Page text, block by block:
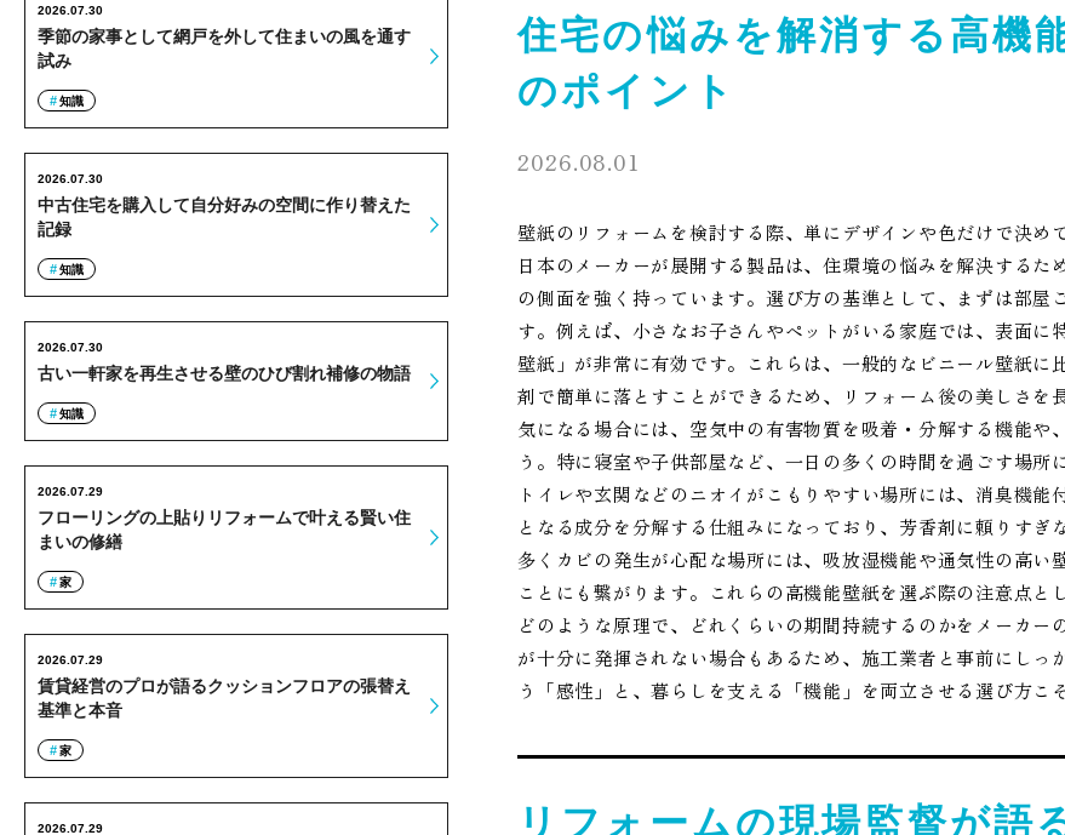
住宅の悩みを解消する高機
のポイント
2026.08.01
壁紙のリフォームを検討する際、単にデザインや色だけで決
日本のメーカーが展開する製品は、住環境の悩みを解決する
の側面を強く持っています。選び方の基準として、まずは部
す。例えば、小さなお子さんやペットがいる家庭では、表面
壁紙」が非常に有効です。これらは、一般的なビニール壁紙
剤で簡単に落とすことができるため、リフォーム後の美しさ
気になる場合には、空気中の有害物質を吸着・分解する機能
う。特に寝室や子供部屋など、一日の多くの時間を過ごす場
トイレや玄関などのニオイがこもりやすい場所には、消臭機
となる成分を分解する仕組みになっており、芳香剤に頼りす
多くカビの発生が心配な場所には、吸放湿機能や通気性の高
ことにも繋がります。これらの高機能壁紙を選ぶ際の注意点
どのような原理で、どれくらいの期間持続するのかをメーカ
が十分に発揮されない場合もあるため、施工業者と事前にし
う「感性」と、暮らしを支える「機能」を両立させる選び方こ
リフォームの現場監督が語
季節の家事として網戸を外して住まいの風を通す
試み
2026.07.30
知識
中古住宅を購入して自分好みの空間に作り替えた
記録
2026.07.30
知識
古い一軒家を再生させる壁のひび割れ補修の物語
2026.07.30
知識
フローリングの上貼りリフォームで叶える賢い住
まいの修繕
2026.07.29
家
賃貸経営のプロが語るクッションフロアの張替え
基準と本音
2026.07.29
家
2026.07.29